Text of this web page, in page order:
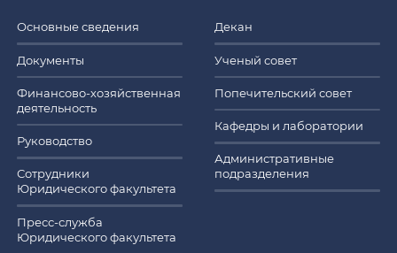
Основные сведения
Документы
Финансово-хозяйственная
деятельность
Руководство
Сотрудники
Юридического факультета
Пресс-служба
Юридического факультета
Декан
Ученый совет
Попечительский совет
Кафедры и лаборатории
Административные
подразделения